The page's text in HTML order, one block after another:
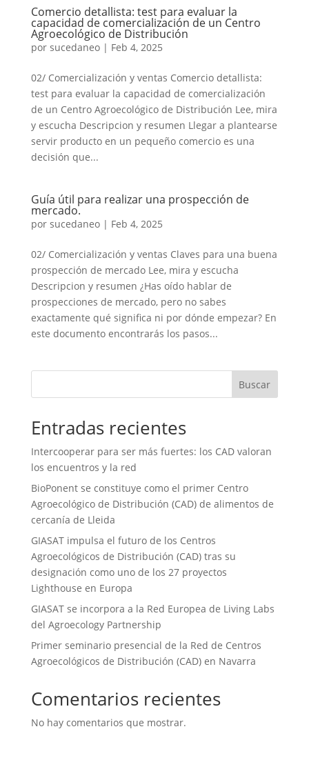
Comercio detallista: test para evaluar la
capacidad de comercialización de un Centro
Agroecológico de Distribución
por sucedaneo| Feb 4, 2025
02/ Comercialización y ventas Comercio detallista:
test para evaluar la capacidad de comercialización
de un Centro Agroecológico de Distribución Lee, mira
y escucha Descripcion y resumen Llegar a plantearse
servir producto en un pequeño comercio es una
decisión que...
Guía útil para realizar una prospección de
mercado.
por sucedaneo| Feb 4, 2025
02/ Comercialización y ventas Claves para una buena
prospección de mercado Lee, mira y escucha
Descripcion y resumen ¿Has oído hablar de
prospecciones de mercado, pero no sabes
exactamente qué significa ni por dónde empezar? En
este documento encontrarás los pasos...
Buscar
Entradas recientes
Intercooperar para ser más fuertes: los CAD valoran
los encuentros y la red
BioPonent se constituye como el primer Centro
Agroecológico de Distribución (CAD) de alimentos de
cercanía de Lleida
GIASAT impulsa el futuro de los Centros
Agroecológicos de Distribución (CAD) tras su
designación como uno de los 27 proyectos
Lighthouse en Europa
GIASAT se incorpora a la Red Europea de Living Labs
del Agroecology Partnership
Primer seminario presencial de la Red de Centros
Agroecológicos de Distribución (CAD) en Navarra
Comentarios recientes
No hay comentarios que mostrar.